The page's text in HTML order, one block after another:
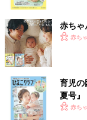
赤ちゃ
赤ち
育児の
夏号
いっぱ
赤ち